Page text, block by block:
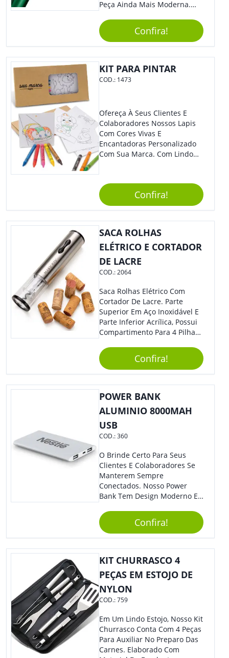
Peça Ainda Mais Moderna.
Em Que Deseja Presentear
Seus Convidados E Clientes.
Acionamento Por Clic.
Confira!
KIT PARA PINTAR
COD.: 1473
Ofereça À Seus Clientes E
Colaboradores Nossos Lapis
Com Cores Vivas E
Encantadoras Personalizado
Com Sua Marca. Com Lindo
Perfeito, Não É?!
Confira!
SACA ROLHAS
ELÉTRICO E CORTADOR
DE LACRE
COD.:2064
Saca Rolhas Elétrico Com
Cortador De Lacre. Parte
Superior Em Aço Inoxidável E
Parte Inferior Acrílica, Possui
Compartimento Para 4 Pilhas
Acompanha Pilhas) – Contém
Desenho Indicativo De
Abertura E Fechamento Da
Tampa; Botões Para Extração
E Remoção De Rolhas E Parte
Lacre (Removível).
Confira!
POWER BANK
ALUMINIO 8000MAH
USB
COD.:360
O Brinde Certo Para Seus
Clientes E Colaboradores Se
Manterem Sempre
Conectados. Nosso Power
Bank Tem Design Moderno E
Na Bolsa Ou Na Mochila.
Compatível Com Diversos
Aparelhos, O Brinde É Super
Eficiente E Ágil, Ideal Para
Quem Busca Praticidade No
Sua Marca E Tenha Ainda
Mais Destaque Em Eventos E
Feiras De Negócios.
Confira!
KIT CHURRASCO 4
PEÇAS EM ESTOJO DE
NYLON
COD.:759
Em Um Lindo Estojo, Nosso Kit
Churrasco Conta Com 4 Peças
Para Auxiliar No Preparo Das
Carnes. Elaborado Com